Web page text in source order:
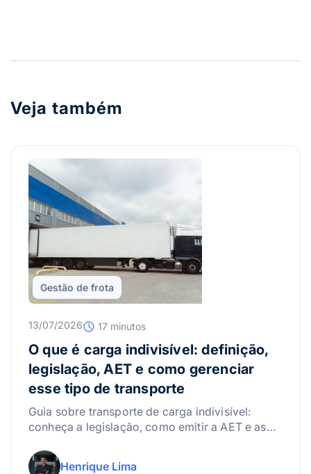
Veja também
Gestão de frota
13/07/2026 17 minutos
O que é carga indivisível: definição,
legislação, AET e como gerenciar
esse tipo de transporte
Guia sobre transporte de carga indivisível:
conheça a legislação, como emitir a AET e as
Henrique Lima